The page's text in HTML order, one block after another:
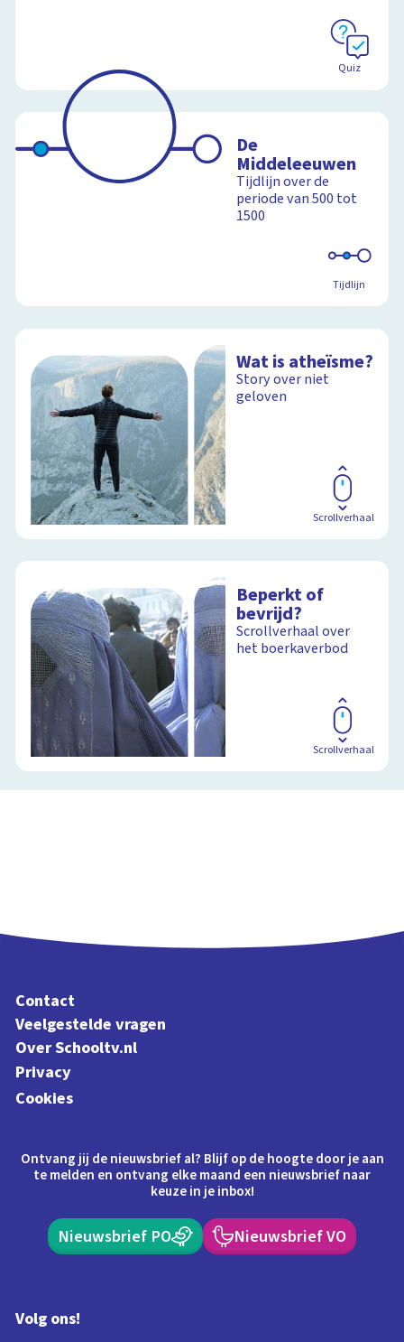
Quiz
De
Middeleeuwen
Tijdlijn over de
periode van 500 tot
1500
Tijdlijn
Wat is atheïsme?
Story over niet
geloven
Scrollverhaal
Beperkt of
bevrijd?
Scrollverhaal over
het boerkaverbod
Scrollverhaal
Contact
Veelgestelde vragen
Over Schooltv.nl
Privacy
Cookies
Ontvang jij de nieuwsbrief al? Blijf op de hoogte door je aan
te melden en ontvang elke maand een nieuwsbrief naar
keuze in je inbox!
Nieuwsbrief PO Nieuwsbrief VO
Volg ons!